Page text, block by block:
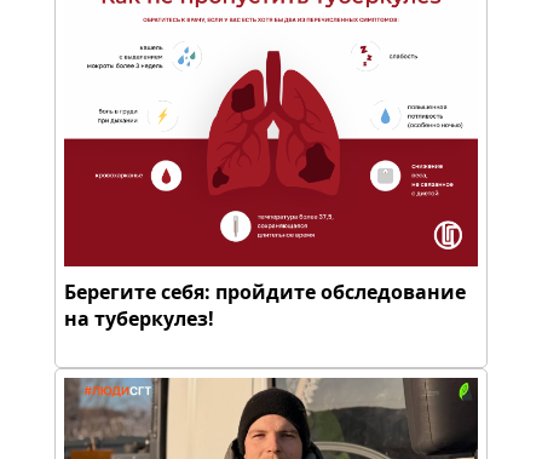
Берегите себя: пройдите обследование
на туберкулез!